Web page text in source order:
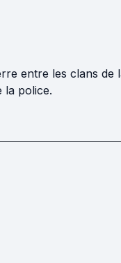
entre les clans de
la police.